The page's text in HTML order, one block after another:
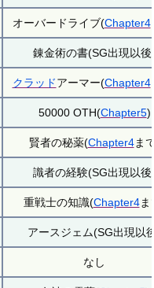
オーバードライブ(Chapter4
錬金術の書(SG出現以後
クラッドアーマー(Chapter4
50000 OTH(Chapter5)
賢者の秘薬(Chapter4ま
識者の経験(SG出現以後
重戦士の知識(Chapter4ま
アースジェム(SG出現以
なし